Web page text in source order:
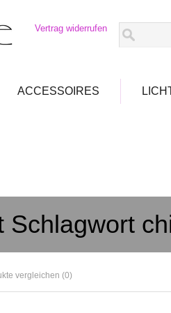
Vertrag widerrufen
ACCESSOIRES
Schlagwort
vergleichen (0)